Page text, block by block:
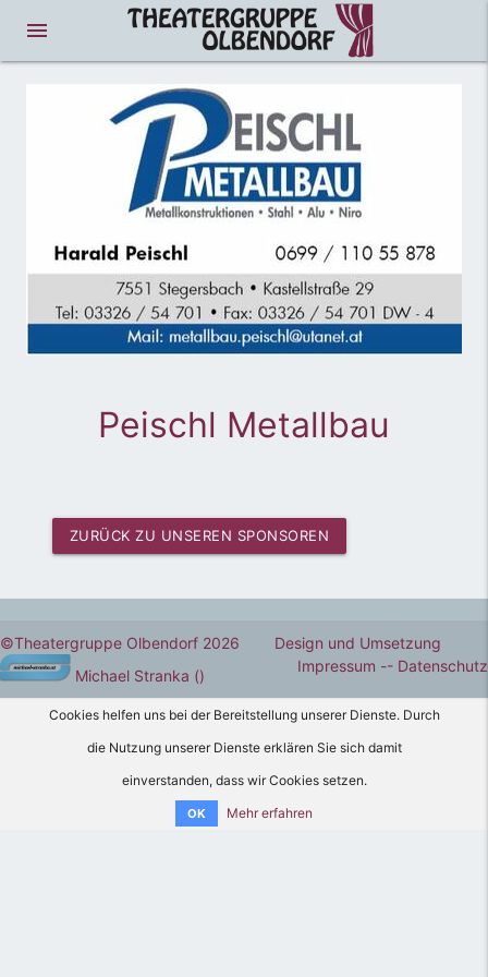
menue
Peischl Metallbau
ZURÜCK ZU UNSEREN SPONSOREN
©Theatergruppe Olbendorf 2026 Design und Umsetzung
Michael Stranka ()
- Datenschutz
Impressum -
Cookies helfen uns bei der Bereitstellung unserer Dienste. Durch
die Nutzung unserer Dienste erklären Sie sich damit
einverstanden, dass wir Cookies setzen.
OK Mehr erfahren